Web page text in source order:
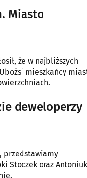
Miasto
że w najbliższych
mieszkańcy
deweloperzy
przedstawiamy
Stoczek oraz